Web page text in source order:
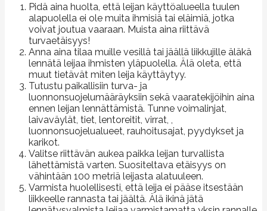
Pidä aina huolta, että leijan käyttöalueella tuulen
alapuolella ei ole muita ihmisiä tai eläimiä, jotka
voivat joutua vaaraan. Muista aina riittävä
turvaetäisyys!
Anna aina tilaa muille vesillä tai jäällä liikkujille äläkä
lennätä leijaa ihmisten yläpuolella. Älä oleta, että
muut tietävät miten leija käyttäytyy.
Tutustu paikallisiin turva- ja
luonnonsuojelumääräyksiin sekä vaaratekijöihin aina
ennen leijan lennättämistä. Tunne voimalinjat,
laivaväylät, tiet, lentoreitit, virrat, ,
luonnonsuojelualueet, rauhoitusajat, pyydykset ja
karikot.
Valitse riittävän aukea paikka leijan turvallista
lähettämistä varten. Suositeltava etäisyys on
vähintään 100 metriä leijasta alatuuleen.
Varmista huolellisesti, että leija ei pääse itsestään
liikkeelle rannasta tai jäältä. Älä ikinä jätä